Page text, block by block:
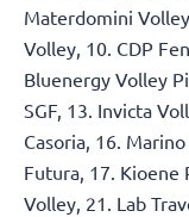
Materdomini
Volley, 10. CDP
Bluenergy Volley
SGF, 13. Invicta
Casoria, 16.
Futura, 17. Kioene
Volley, 21. Lab